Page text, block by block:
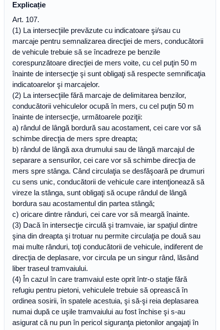
Explicație
Art. 107.
(1) La intersecţiile prevăzute cu indicatoare şi/sau cu
marcaje pentru semnalizarea direcţiei de mers, conducătorii
de vehicule trebuie să se încadreze pe benzile
corespunzătoare direcţiei de mers voite, cu cel puţin 50 m
înainte de intersecţie şi sunt obligaţi să respecte semnificaţia
indicatoarelor şi marcajelor.
(2) La intersecţiile fără marcaje de delimitarea benzilor,
conducătorii vehiculelor ocupă în mers, cu cel puţin 50 m
înainte de intersecţie, următoarele poziţii:
a) rândul de lângă bordură sau acostament, cei care vor să
schimbe direcţia de mers spre dreapta;
b) rândul de lângă axa drumului sau de lângă marcajul de
separare a sensurilor, cei care vor să schimbe direcţia de
mers spre stânga. Când circulaţia se desfăşoară pe drumuri
cu sens unic, conducătorii de vehicule care intenţionează să
vireze la stânga, sunt obligaţi să ocupe rândul de lângă
bordura sau acostamentul din partea stângă;
c) oricare dintre rânduri, cei care vor să meargă înainte.
(3) Dacă în intersecţie circulă şi tramvaie, iar spaţiul dintre
şina din dreapta şi trotuar nu permite circulaţia pe două sau
mai multe rânduri, toţi conducătorii de vehicule, indiferent de
direcţia de deplasare, vor circula pe un singur rând, lăsând
liber traseul tramvaiului.
(4) În cazul în care tramvaiul este oprit într-o staţie fără
refugiu pentru pietoni, vehiculele trebuie să oprească în
ordinea sosirii, în spatele acestuia, şi să-şi reia deplasarea
numai după ce uşile tramvaiului au fost închise şi s-au
asigurat că nu pun în pericol siguranţa pietonilor angajaţi în